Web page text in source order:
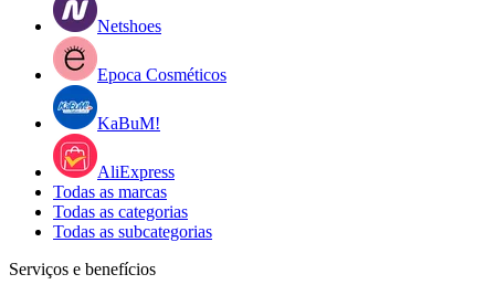
Netshoes
Epoca Cosméticos
KaBuM!
AliExpress
Todas as marcas
Todas as categorias
Todas as subcategorias
Serviços e benefícios